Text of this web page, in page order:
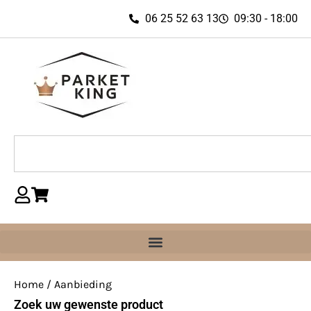
06 25 52 63 13 09:30 - 18:00
Home / Aanbieding
Zoek uw gewenste product